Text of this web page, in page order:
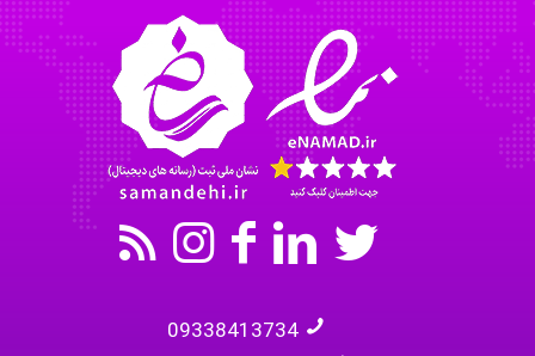
akhtar shahsavandi
kimiya zirakpoor
09338413734